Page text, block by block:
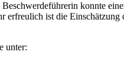
konnte
ist die
unter: